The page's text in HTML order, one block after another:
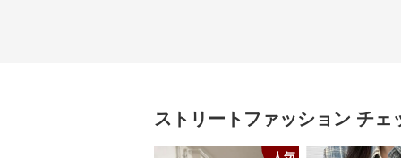
ストリートファッション チェ